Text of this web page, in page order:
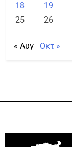
18
19
25
26
« Αυγ Οκτ »